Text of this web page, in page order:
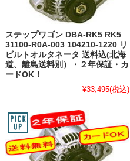
ステップワゴン DBA-RK5 RK5
31100-R0A-003 104210-1220 リ
ビルトオルタネータ 送料込(北海
道、離島送料別）・２年保証・カ
ードOK！
¥33,495(税込)